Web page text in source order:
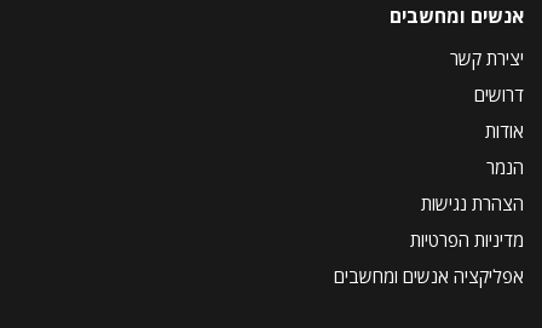
אנשים ומחשבים
יצירת קשר
דרושים
אודות
הנמר
הצהרת נגישות
מדיניות הפרטיות
אפליקציה אנשים ומחשבים